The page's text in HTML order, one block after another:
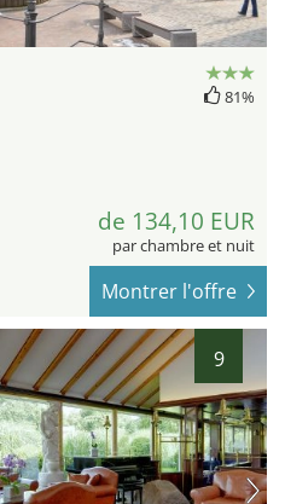
81%
de 134,10 EUR
par chambre et nuit
Montrer l'offre
9